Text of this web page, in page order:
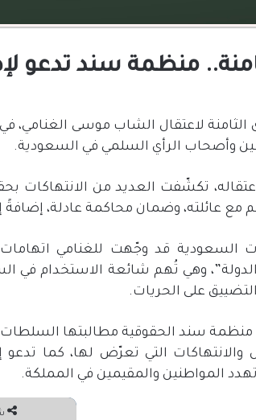
منظمة سند تدعو
الثامنة لاعتقال الشاب موسى الغنامي، في
وأصحاب الرأي السلمي في السعودية.
تكشّفت العديد من الانتهاكات
مع عائلته، وضمان محاكمة عادلة،
السعودية قد وجّهت للغنامي
”، وهي تُهم شائعة الاستخدام في
على الحريات.
منظمة سند الحقوقية مطالبتها
والانتهاكات التي تعرّض لها، كما
المواطنين والمقيمين في المملكة.